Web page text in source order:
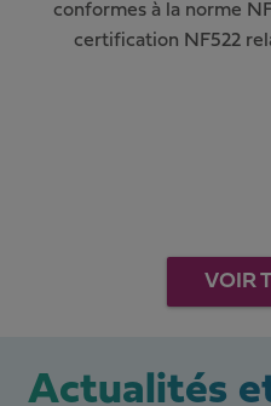
conformes à la norme
certification NF522
VOIR
Actualités